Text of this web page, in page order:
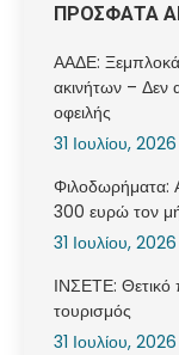
ΠΡΟΣΦΑΤΑ
ΑΑΔΕ:
ακινήτων – Δεν
οφειλής
31 Ιουλίου, 2026
Φιλοδωρήματα:
300 ευρώ τον
31 Ιουλίου, 2026
ΙΝΣΕΤΕ: Θετικό
τουρισμός
31 Ιουλίου, 2026